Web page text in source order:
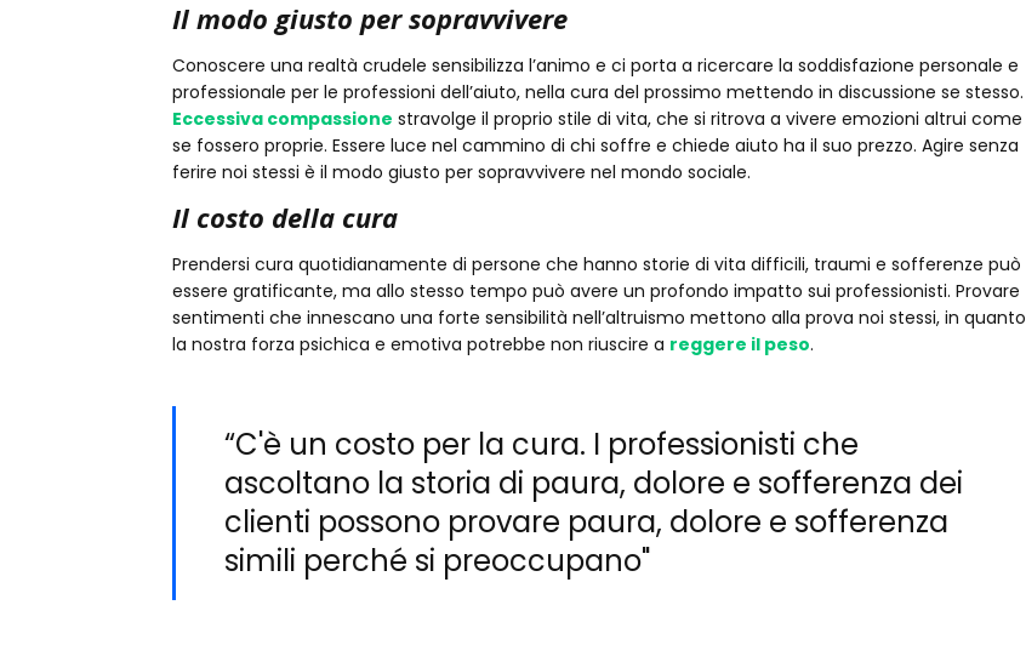
Il modo giusto per sopravvivere
Conoscere una realtà crudele sensibilizza l’animo e ci porta a ricercare la soddisfazione personale e
professionale per le professioni dell’aiuto, nella cura del prossimo mettendo in discussione se stesso.
Eccessiva compassione stravolge il proprio stile di vita, che si ritrova a vivere emozioni altrui come
se fossero proprie. Essere luce nel cammino di chi soffre e chiede aiuto ha il suo prezzo. Agire senza
ferire noi stessi è il modo giusto per sopravvivere nel mondo sociale.
Il costo della cura
Prendersi cura quotidianamente di persone che hanno storie di vita difficili, traumi e sofferenze può
essere gratificante, ma allo stesso tempo può avere un profondo impatto sui professionisti. Provare
sentimenti che innescano una forte sensibilità nell’altruismo mettono alla prova noi stessi, in quanto
la nostra forza psichica e emotiva potrebbe non riuscire a reggere il peso.
“C'è un costo per la cura. I professionisti che
ascoltano la storia di paura, dolore e sofferenza dei
clienti possono provare paura, dolore e sofferenza
simili perché si preoccupano"